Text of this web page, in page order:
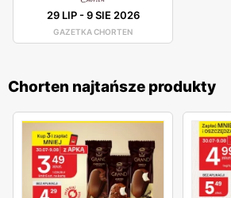
29 LIP-9 SIE 2026
GAZETKA CHORTEN
Chorten najtańsze produkty